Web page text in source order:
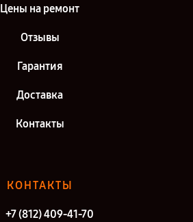
Цены на ремонт
Отзывы
Гарантия
Доставка
Контакты
КОНТАКТЫ
+7 (812) 409-41-70